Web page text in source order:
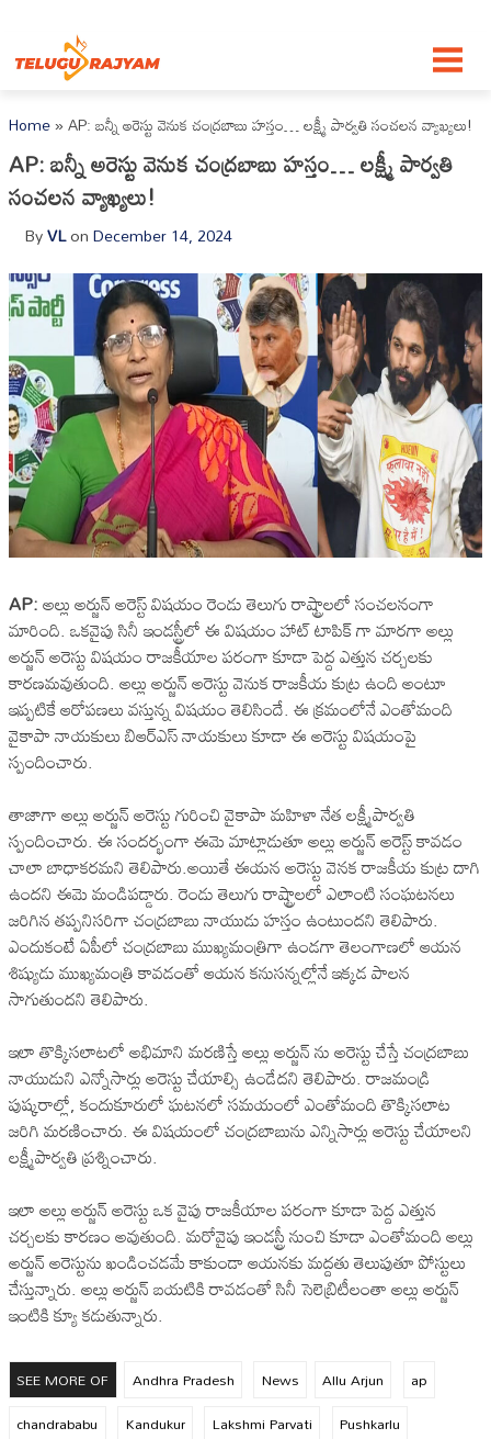
Home»AP: బన్నీ అరెస్టు వెనుక చంద్రబాబు హస్తం… లక్ష్మీ పార్వతి సంచలన వ్యాఖ్యలు!
AP: బన్నీ అరెస్టు వెనుక చంద్రబాబు హస్తం… లక్ష్మీ పార్వతి
సంచలన వ్యాఖ్యలు!
ByVLonDecember 14, 2024
AP:అల్లు అర్జున్ అరెస్ట్ విషయం రెండు తెలుగు రాష్ట్రాలలో సంచలనంగా
మారింది. ఒకవైపు సినీ ఇండస్ట్రీలో ఈ విషయం హాట్ టాపిక్ గా మారగా అల్లు
అర్జున్ అరెస్టు విషయం రాజకీయాల పరంగా కూడా పెద్ద ఎత్తున చర్చలకు
కారణమవుతుంది. అల్లు అర్జున్ అరెస్టు వెనుక రాజకీయ కుట్ర ఉంది అంటూ
ఇప్పటికే ఆరోపణలు వస్తున్న విషయం తెలిసిందే. ఈ క్రమంలోనే ఎంతోమంది
వైకాపా నాయకులు బిఆర్ఎస్ నాయకులు కూడా ఈ అరెస్టు విషయంపై
స్పందించారు.
తాజాగా అల్లు అర్జున్ అరెస్టు గురించి వైకాపా మహిళా నేత లక్ష్మీపార్వతి
స్పందించారు. ఈ సందర్భంగా ఈమె మాట్లాడుతూ అల్లు అర్జున్ అరెస్ట్ కావడం
చాలా బాధాకరమని తెలిపారు.అయితే ఈయన అరెస్టు వెనక రాజకీయ కుట్ర దాగి
ఉందని ఈమె మండిపడ్డారు. రెండు తెలుగు రాష్ట్రాలలో ఎలాంటి సంఘటనలు
జరిగిన తప్పనిసరిగా చంద్రబాబు నాయుడు హస్తం ఉంటుందని తెలిపారు.
ఎందుకంటే ఏపీలో చంద్రబాబు ముఖ్యమంత్రిగా ఉండగా తెలంగాణలో ఆయన
శిష్యుడు ముఖ్యమంత్రి కావడంతో ఆయన కనుసన్నల్లోనే ఇక్కడ పాలన
సాగుతుందని తెలిపారు.
ఇలా తొక్కిసలాటలో అభిమాని మరణిస్తే అల్లు అర్జున్ ను అరెస్టు చేస్తే చంద్రబాబు
నాయుడుని ఎన్నోసార్లు అరెస్టు చేయాల్సి ఉండేదని తెలిపారు. రాజమండ్రి
పుష్కరాల్లో, కందుకూరులో ఘటనలో సమయంలో ఎంతోమంది తొక్కిసలాట
జరిగి మరణించారు. ఈ విషయంలో చంద్రబాబును ఎన్నిసార్లు అరెస్టు చేయాలని
లక్ష్మీపార్వతి ప్రశ్నించారు.
ఇలా అల్లు అర్జున్ అరెస్టు ఒక వైపు రాజకీయాల పరంగా కూడా పెద్ద ఎత్తున
చర్చలకు కారణం అవుతుంది. మరోవైపు ఇండస్ట్రీ నుంచి కూడా ఎంతోమంది అల్లు
అర్జున్ అరెస్టును ఖండించడమే కాకుండా ఆయనకు మద్దతు తెలుపుతూ పోస్టులు
చేస్తున్నారు. అల్లు అర్జున్ బయటికి రావడంతో సినీ సెలెబ్రిటీలంతా అల్లు అర్జున్
ఇంటికి క్యూ కడుతున్నారు.
SEE MORE OF Andhra Pradesh News Allu Arjun
ap
chandrababu
Kandukur Lakshmi Parvati
Pushkarlu